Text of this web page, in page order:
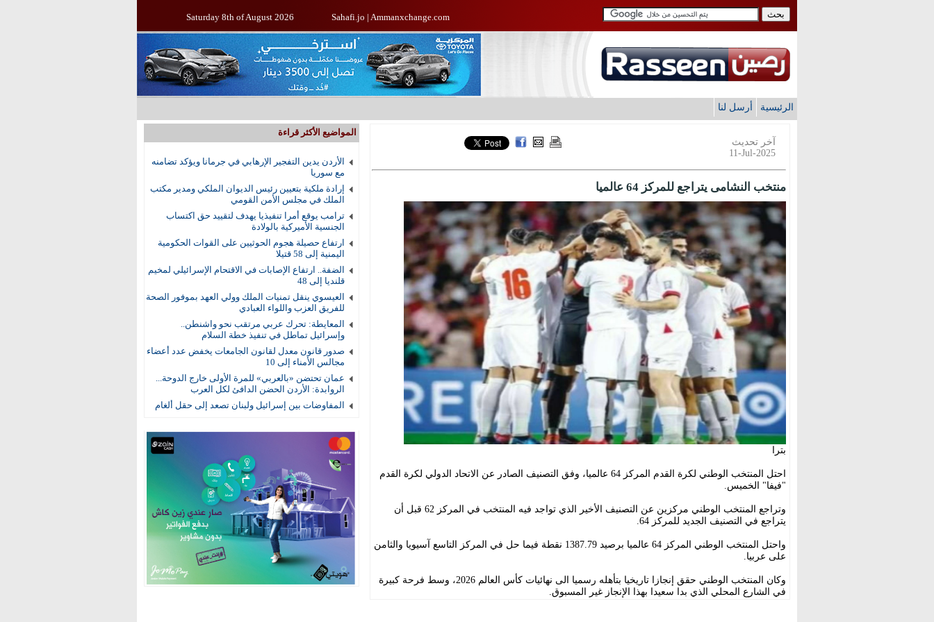
Saturday 8th of August 2026 Sahafi.jo | Ammanxchange.com
الرئيسية أرسل لنا
المواضيع الأكثر قراءة
الأردن يدين التفجير الإرهابي في جرمانا ويؤكد تضامنه
مع سوريا
إرادة ملكية بتعيين رئيس الديوان الملكي ومدير مكتب
الملك في مجلس الأمن القومي
ترامب يوقع أمرا تنفيذيا يهدف لتقييد حق اكتساب
الجنسية الأميركية بالولادة
ارتفاع حصيلة هجوم الحوثيين على القوات الحكومية
اليمنية إلى 58 قتيلا
الضفة.. ارتفاع الإصابات في الاقتحام الإسرائيلي لمخيم
قلنديا إلى 48
العيسوي ينقل تمنيات الملك وولي العهد بموفور الصحة
للفريق العزب واللواء العبادي
المعايطة: تحرك عربي مرتقب نحو واشنطن..
وإسرائيل تماطل في تنفيذ خطة السلام
صدور قانون معدل لقانون الجامعات يخفض عدد أعضاء
مجالس الأمناء إلى 10
عمان تحتضن «بالعربي» للمرة الأولى خارج الدوحة...
الروابدة: الأردن الحضن الدافئ لكل العرب
المفاوضات بين إسرائيل ولبنان تصعد إلى حقل ألغام
آخر تحديث
11-Jul-2025
منتخب النشامى يتراجع للمركز 64 عالميا
بترا
احتل المنتخب الوطني لكرة القدم المركز 64 عالميا، وفق التصنيف الصادر عن الاتحاد الدولي لكرة القدم
"فيفا" الخميس.
وتراجع المنتخب الوطني مركزين عن التصنيف الأخير الذي تواجد فيه المنتخب في المركز 62 قبل أن
يتراجع في التصنيف الجديد للمركز 64.
واحتل المنتخب الوطني المركز 64 عالميا برصيد 1387.79 نقطة فيما حل في المركز التاسع آسيويا والثامن
على عربيا.
وكان المنتخب الوطني حقق إنجازا تاريخيا بتأهله رسميا الى نهائيات كأس العالم 2026، وسط فرحة كبيرة
في الشارع المحلي الذي بدا سعيدا بهذا الإنجاز غير المسبوق.